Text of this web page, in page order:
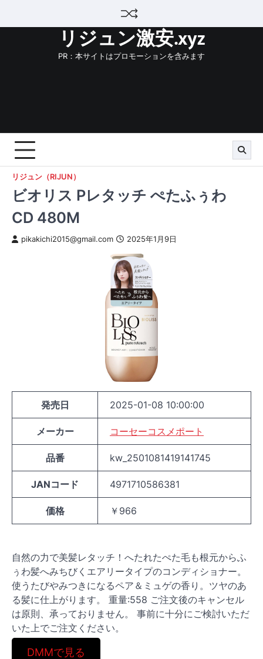
リジュン激安.xyz
PR：本サイトはプロモーションを含みます
リジュン（RIJUN）
ビオリス Pレタッチ ぺたふぅわ
CD 480M
pikakichi2015@gmail.com 2025年1月9日
発売日 2025-01-08 10:00:00
メーカー コーセーコスメポート
品番 kw_2501081419141745
JANコード 4971710586381
価格 ￥966
自然の力で美髪レタッチ！へたれたぺた毛も根元からふ
ぅわ髪へみちびくエアリータイプのコンディショナー。
使うたびやみつきになるペア＆ミュゲの香り。ツヤのあ
る髪に仕上がります。 重量:558 ご注文後のキャンセル
は原則、承っておりません。 事前に十分にご検討いただ
いた上でご注文ください。
DMMで見る